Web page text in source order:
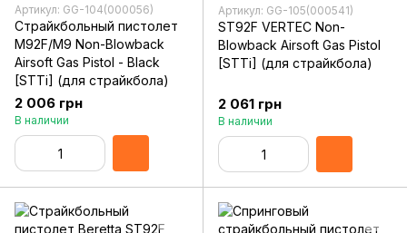
Артикул: GG-104(000056)
Страйкбольный пистолет
M92F/M9 Non-Blowback
Airsoft Gas Pistol - Black
[STTi] (для страйкбола)
2 006 грн
В наличии
Артикул: GG-105(000541)
ST92F VERTEC Non-
Blowback Airsoft Gas Pistol
[STTi] (для страйкбола)
2 061 грн
В наличии